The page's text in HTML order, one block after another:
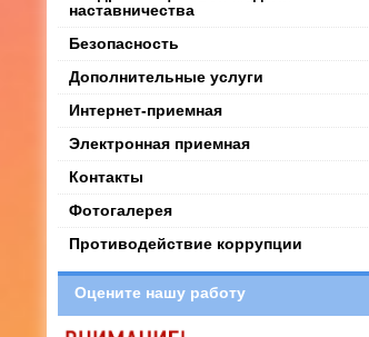
наставничества
Безопасность
Дополнительные услуги
Интернет-приемная
Электронная приемная
Контакты
Фотогалерея
Противодействие коррупции
Оцените нашу работу